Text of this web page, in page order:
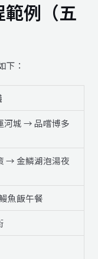
例（五
下：
河城 → 品嚐博多
→ 金鱗湖泡湯夜
魚飯午餐